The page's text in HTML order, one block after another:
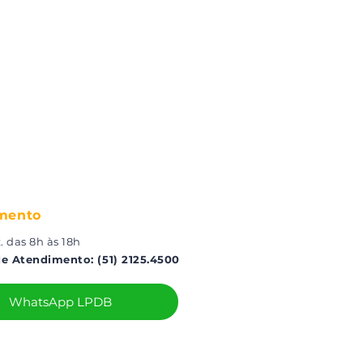
das 8h às 18h
Atendimento: (51) 2125.4500
WhatsApp LPDB